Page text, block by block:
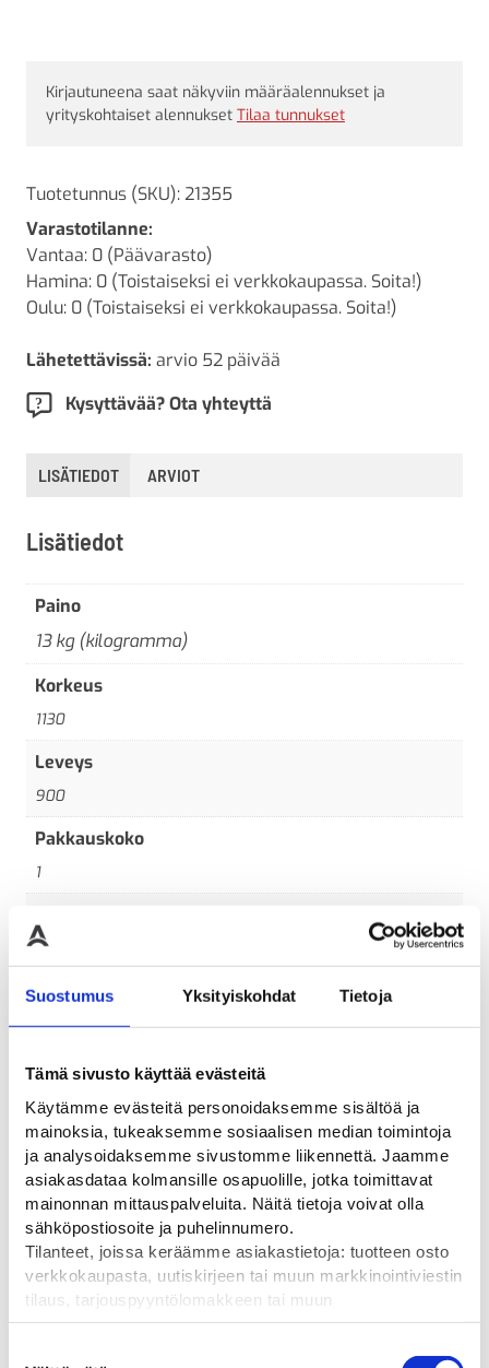
Suostumus Yksityiskohdat Tietoja
Tämä sivusto käyttää evästeitä
Käytämme evästeitä personoidaksemme sisältöä ja
mainoksia, tukeaksemme sosiaalisen median toimintoja
ja analysoidaksemme sivustomme liikennettä. Jaamme
asiakasdataa kolmansille osapuolille, jotka toimittavat
mainonnan mittauspalveluita. Näitä tietoja voivat olla
sähköpostiosoite ja puhelinnumero.
Tilanteet, joissa keräämme asiakastietoja: tuotteen osto
verkkokaupasta, uutiskirjeen tai muun markkinointiviestin
tilaus, tarjouspyyntölomakkeen tai muun
yhteydenottolomakkeen lähettäminen, käyttäjätilin
Kirjautuneena saat näkyviin määräalennukset ja
yrityskohtaiset alennukset Tilaa tunnukset
Tuotetunnus (SKU):21355
Varastotilanne:
Vantaa: 0 (Päävarasto)
Hamina: 0 (Toistaiseksi ei verkkokaupassa. Soita!)
Oulu: 0 (Toistaiseksi ei verkkokaupassa. Soita!)
Lähetettävissä: arvio 52 päivää
Kysyttävää? Ota yhteyttä
LISÄTIEDOT ARVIOT
Lisätiedot
Paino
13 kg (kilogramma)
Korkeus
1130
Leveys
900
Pakkauskoko
1
165
Saatat myös pitää...
Nissen Nuolipaneeli LP
15/2 Ylävilkuilla
LP15 nuolipaneeli kahdella
lisävilkulla
Nissen Nuolipaneeli LP
15/2 Ylävilkuilla ja
moottorilla